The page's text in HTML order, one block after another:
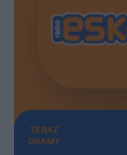
TERAZ
GRAMY